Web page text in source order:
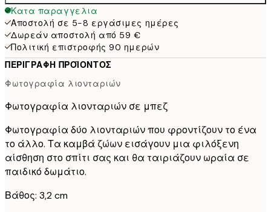
Κατα παραγγελια
Αποστολή σε 5-8 εργάσιμες ημέρες
Δωρεάν αποστολή από 59 €
Πολιτική επιστροφής 90 ημερών
ΠΕΡΙΓΡΑΦΉ ΠΡΟΪΌΝΤΟΣ
Φωτογραφία λιονταριών
Φωτογραφία λιονταριών σε μπεζ
Φωτογραφία δύο λιονταριών που φροντίζουν το ένα
το άλλο. Τα καμβά ζώων εισάγουν μια φιλόξενη
αίσθηση στο σπίτι σας και θα ταιριάζουν ωραία σε
παιδικό δωμάτιο.
Βάθος: 3,2 cm